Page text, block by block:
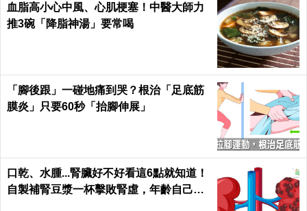
血脂高小心中風、心肌梗塞！中醫大師力
推3碗「降脂神湯」要常喝
「腳後跟」一碰地痛到哭？根治「足底筋
膜炎」只要60秒「抬腳伸展」
口乾、水腫...腎臟好不好看這6點就知道！
自製補腎豆漿一杯擊敗腎虛，年齡自己決